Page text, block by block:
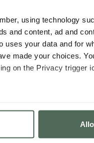
using technology
and content, ad and
uses your data and for
made your choices.
on the Privacy trigger
in the